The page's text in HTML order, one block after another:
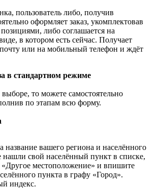
пользователь либо, получив
оформляет заказ, укомплектовав
либо соглашается на
в котором есть сейчас. Получает
или на мобильный телефон и ждёт
в стандартном режиме
то можете самостоятельно
по этапам всю форму.
название вашего региона и населённого
свой населённый пункт в списке,
«Другое местоположение» и впишите
пункта в графу «Город».
индекс.